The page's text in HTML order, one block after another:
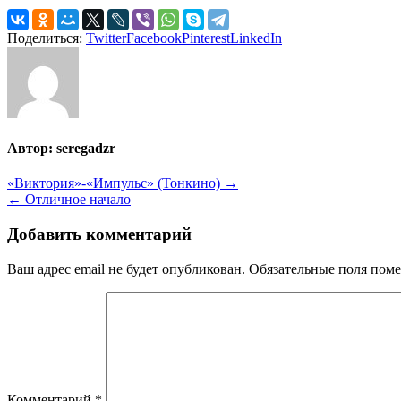
Поделиться: TwitterFacebookPinterestLinkedIn
Автор: seregadzr
Навигация
по
записям
«Виктория»-«Импульс» (Тонкино) →
← Отличное начало
Добавить комментарий
Ваш адрес email не будет опубликован. Обязательные поля